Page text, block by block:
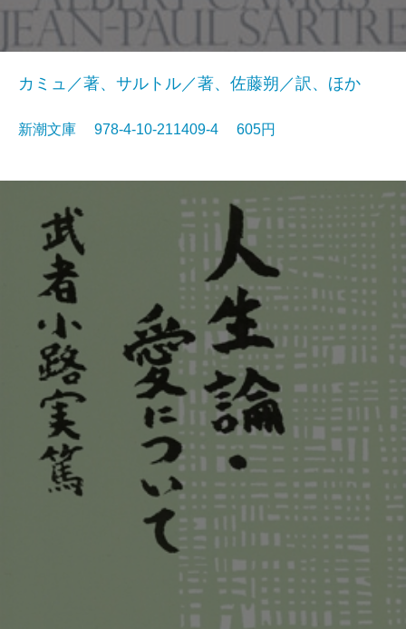
カミュ／著、サルトル／著、佐藤朔／訳、ほか
新潮文庫 978-4-10-211409-4 605円